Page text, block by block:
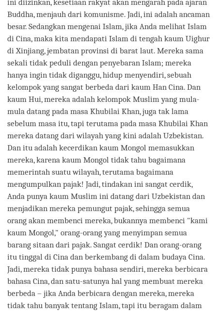
ini diizinkan, kesetiaan rakyat akan mengarah pada ajaran
Buddha, menjauh dari komunisme. Jadi, ini adalah ancaman
besar. Sedangkan mengenai Islam, jika Anda melihat Islam
di Cina, maka kita mendapati Islam di tengah kaum Uighur
di Xinjiang, jembatan provinsi di barat laut. Mereka sama
sekali tidak peduli dengan penyebaran Islam; mereka
hanya ingin tidak diganggu, hidup menyendiri, sebuah
kelompok yang sangat berbeda dari kaum Han Cina. Dan
kaum Hui, mereka adalah kelompok Muslim yang mula-
mula datang pada masa Khubilai Khan, juga tak lama
sebelum masa itu, tapi terutama pada masa Khubilai Khan
mereka datang dari wilayah yang kini adalah Uzbekistan.
Dan itu adalah kecerdikan kaum Mongol memasukkan
mereka, karena kaum Mongol tidak tahu bagaimana
memerintah suatu wilayah, terutama bagaimana
mengumpulkan pajak! Jadi, tindakan ini sangat cerdik,
Anda punya kaum Muslim ini datang dari Uzbekistan dan
menjadikan mereka pemungut pajak, sehingga semua
orang akan membenci mereka, bukannya membenci "kami
kaum Mongol," orang-orang yang menyimpan semua
barang sitaan dari pajak. Sangat cerdik! Dan orang-orang
itu tinggal di Cina dan berkembang di dalam budaya Cina.
Jadi, mereka tidak punya bahasa sendiri, mereka berbicara
bahasa Cina, dan satu-satunya hal yang membuat mereka
berbeda – jika Anda berbicara dengan mereka, mereka
tidak tahu banyak tentang Islam, tapi itu beragam dalam